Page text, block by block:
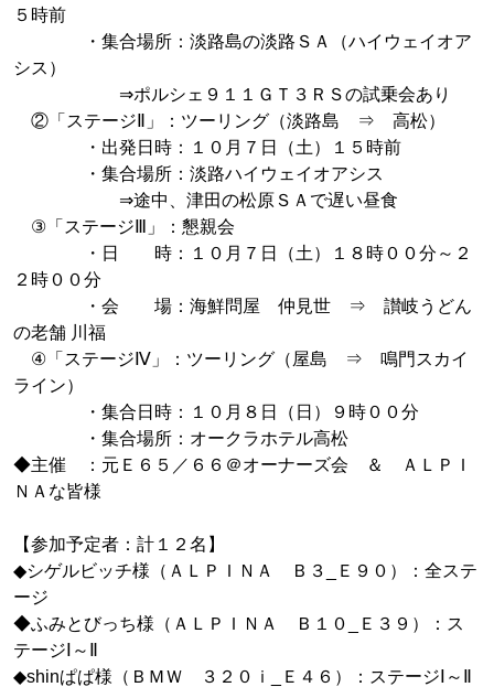
５時前
・集合場所：淡路島の淡路ＳＡ（ハイウェイオア
シス）
⇒ポルシェ９１１ＧＴ３ＲＳの試乗会あり
②「ステージⅡ」：ツーリング（淡路島 ⇒ 高松）
・出発日時：１０月７日（土）１５時前
・集合場所：淡路ハイウェイオアシス
⇒途中、津田の松原ＳＡで遅い昼食
③「ステージⅢ」：懇親会
・日 時：１０月７日（土）１８時００分～２
２時００分
・会 場：海鮮問屋 仲見世 ⇒ 讃岐うどん
の老舗 川福
④「ステージⅣ」：ツーリング（屋島 ⇒ 鳴門スカイ
ライン）
・集合日時：１０月８日（日）９時００分
・集合場所：オークラホテル高松
◆主催 ：元Ｅ６５／６６＠オーナーズ会 ＆ ＡＬＰＩ
ＮＡな皆様
【参加予定者：計１２名】
◆シゲルビッチ様（ＡＬＰＩＮＡ Ｂ３_Ｅ９０）：全ステ
ージ
◆ふみとびっち様（ＡＬＰＩＮＡ Ｂ１０_Ｅ３９）：ス
テージⅠ～Ⅱ
◆shinぱぱ様（ＢＭＷ ３２０ｉ_Ｅ４６）：ステージⅠ～Ⅱ